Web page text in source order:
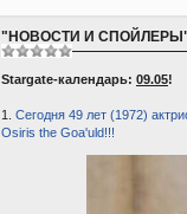
"НОВОСТИ И
Stargate-календарь: 09.05!
1. Сегодня 49 лет (1972)
Osiris the Goa'uld!!!